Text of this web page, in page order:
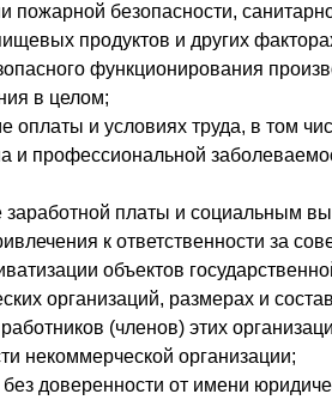
безопасности,
продуктов и других
функционирования
в целом;
оплаты и условиях труда, в том
и профессиональной
платы и социальным
к ответственности за
объектов
организаций, размерах и
(членов) этих
некоммерческой организации;
доверенности от имени